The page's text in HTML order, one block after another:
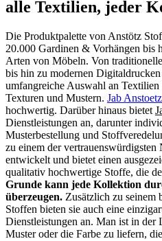
alle Textilien, jeder
Die Produktpalette von Anstötz
20.000 Gardinen & Vorhängen bis
Arten von Möbeln. Von
bis hin zu modernen
umfangreiche Auswahl an
Texturen und Mustern. Jab
hochwertig. Darüber hinaus bietet
Dienstleistungen an, darunter
Musterbestellung und
zu einem der
entwickelt und bietet einen
qualitativ hochwertige Stoffe, die
Grunde kann jede Kollektion
überzeugen. Zusätzlich zu seinem
Stoffen bieten sie auch eine
Dienstleistungen an. Man ist in der
Muster oder die Farbe zu liefern,